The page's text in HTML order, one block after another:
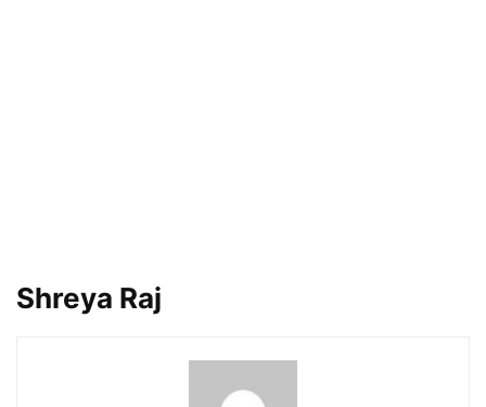
Shreya Raj